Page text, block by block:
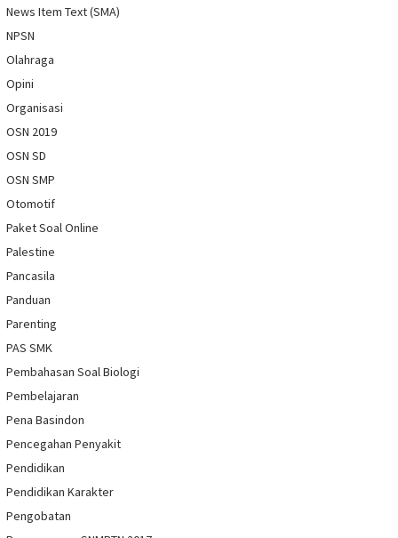
News Item Text (SMA)
NPSN
Olahraga
Opini
Organisasi
OSN 2019
OSN SD
OSN SMP
Otomotif
Paket Soal Online
Palestine
Pancasila
Panduan
Parenting
PAS SMK
Pembahasan Soal Biologi
Pembelajaran
Pena Basindon
Pencegahan Penyakit
Pendidikan
Pendidikan Karakter
Pengobatan